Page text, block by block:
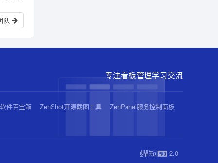
队
专注看板管理学习交流
件百宝箱 ZenShot开源截图工具 ZenPanel服务控制面板
2.0